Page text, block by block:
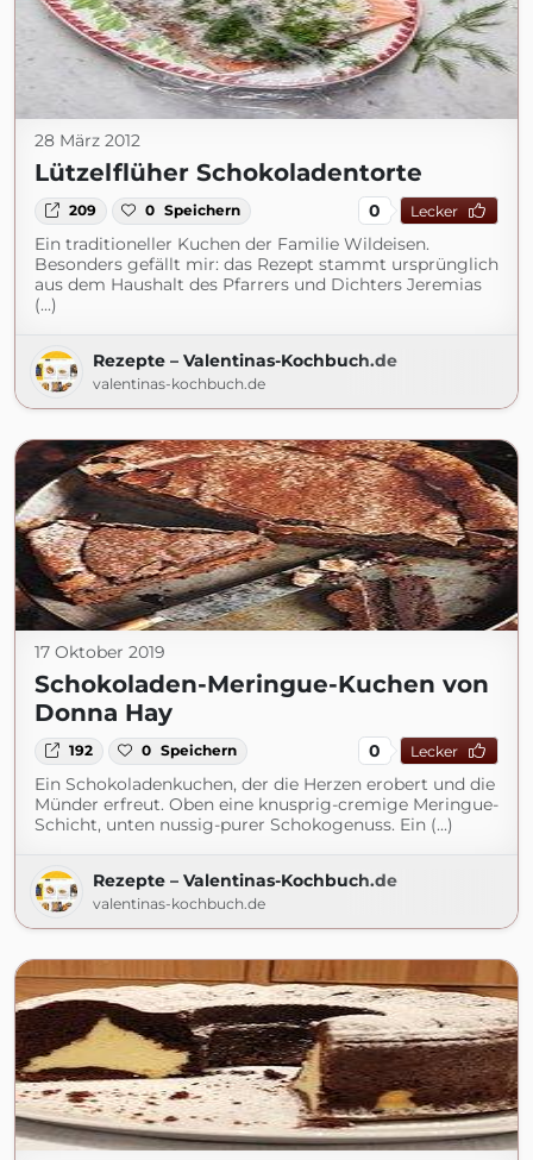
28 März 2012
Lützelflüher Schokoladentorte
209 0 Speichern 0 Lecker
Ein traditioneller Kuchen der Familie Wildeisen.
Besonders gefällt mir: das Rezept stammt ursprünglich
aus dem Haushalt des Pfarrers und Dichters Jeremias
(...)
Rezepte – Valentinas-Kochbuch.de
valentinas-kochbuch.de
17 Oktober 2019
Schokoladen-Meringue-Kuchen von
Donna Hay
192 0 Speichern 0 Lecker
Ein Schokoladenkuchen, der die Herzen erobert und die
Münder erfreut. Oben eine knusprig-cremige Meringue-
Schicht, unten nussig-purer Schokogenuss. Ein (...)
Rezepte – Valentinas-Kochbuch.de
valentinas-kochbuch.de